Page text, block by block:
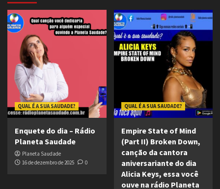
QUAL É A SUA SAUDADE?
Enquete do dia – Rádio
Planeta Saudade
Planeta Saudade
16 de dezembro de 2025
0
QUAL É A SUA SAUDADE?
Empire State of Mind
(Part II) Broken Down,
canção da cantora
aniversariante do dia
Alicia Keys, essa você
ouve na rádio Planeta